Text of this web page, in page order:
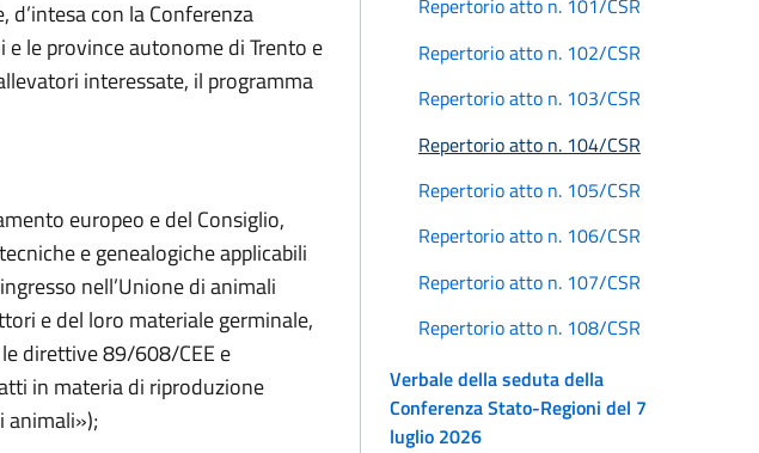
con la Conferenza
le province autonome di Trento e
interessate, il programma
europeo e del Consiglio,
e genealogiche applicabili
nell’Unione di animali
e del loro materiale germinale,
direttive 89/608/CEE e
in materia di riproduzione
animali»);
Repertorio atto n. 101/CSR
Repertorio atto n. 102/CSR
Repertorio atto n. 103/CSR
Repertorio atto n. 104/CSR
Repertorio atto n. 105/CSR
Repertorio atto n. 106/CSR
Repertorio atto n. 107/CSR
Repertorio atto n. 108/CSR
Verbale della seduta della
Conferenza Stato-Regioni del 7
luglio 2026